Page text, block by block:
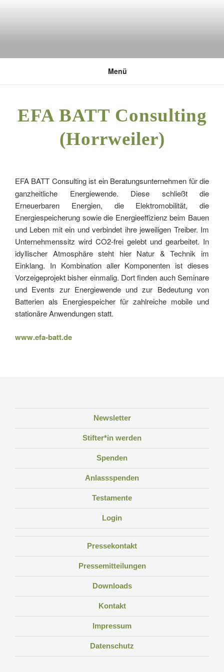
DEUTSCHE UMWELTSTIFTUNG
Menü
EFA BATT Consulting
(Horrweiler)
EFA BATT Consulting ist ein Beratungsunternehmen für die
ganzheitliche Energiewende. Diese schließt die
Erneuerbaren Energien, die Elektromobilität, die
Energiespeicherung sowie die Energieeffizienz beim Bauen
und Leben mit ein und verbindet ihre jeweiligen Treiber. Im
Unternehmenssitz wird CO2-frei gelebt und gearbeitet. In
idyllischer Atmosphäre steht hier Natur & Technik im
Einklang. In Kombination aller Komponenten ist dieses
Vorzeigeprojekt bisher einmalig. Dort finden auch Seminare
und Events zur Energiewende und zur Bedeutung von
Batterien als Energiespeicher für zahlreiche mobile und
stationäre Anwendungen statt.
www.efa-batt.de
Newsletter
Stifter*in werden
Spenden
Anlassspenden
Testamente
Login
Pressekontakt
Pressemitteilungen
Downloads
Kontakt
Impressum
Datenschutz